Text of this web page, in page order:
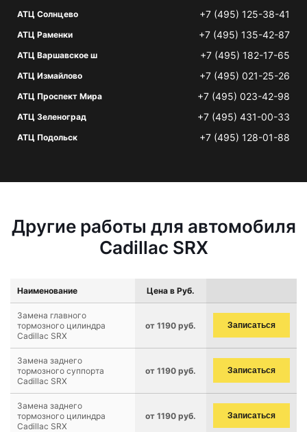
АТЦ Солнцево +7 (495) 125-38-41
АТЦ Раменки +7 (495) 135-42-87
АТЦ Варшавское ш +7 (495) 182-17-65
АТЦ Измайлово +7 (495) 021-25-26
АТЦ Проспект Мира +7 (495) 023-42-98
АТЦ Зеленоград +7 (495) 431-00-33
АТЦ Подольск +7 (495) 128-01-88
Другие работы для автомобиля
Cadillac SRX
Наименование Цена в Руб.
Замена главного
тормозного цилиндра
Cadillac SRX
от 1190 руб. Записаться
Замена заднего
тормозного суппорта
Cadillac SRX
от 1190 руб. Записаться
Замена заднего
тормозного цилиндра
Cadillac SRX
от 1190 руб. Записаться